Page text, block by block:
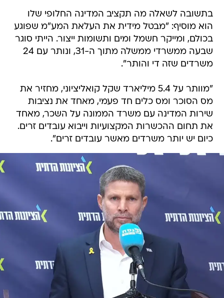
בתשובה לשאלה מה תקציב המדינה החלופי שלו
הוא מוסיף: "מבטל מידית את העלאת המע"מ שפוגע
בכולם, ומייקר חשמל ומים ותשומות ייצור. הייתי סוגר
שבעה ממשרדי ממשלה מתוך ה-31, ונותר עם 24
משרדים שזה די והותר".
"מוותר על 5.4 מיליארד שקל קואליציוני, מחזיר את
מס הסוכר ומס כלים חד פעמי, מאחד את נציבות
שירות המדינה עם משרד הממונה על השכר, מאחד
את תחום ההכשרות המקצועיות וייבוא עובדים זרים.
כיום יש יותר משרדים מאשר עובדים זרים".